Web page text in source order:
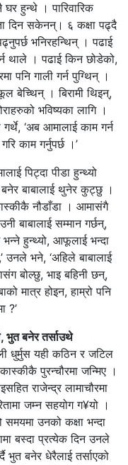
हुन्थे । पारिवारिक
दिन सकेनन्। ६ कक्षा पढ्दै
भनिरहन्थिन् । पढाई
थाले । पढाई किन छोडेको,
पनि गाली गर्न पुग्थिन् ।
बेच्थिन् । बिरामी थिइन्,
भविष्यका लागि ।
‘अब आमालाई काम गर्न
काम गर्नुपर्छ ।’
पिट्दा पीडा हुन्थ्यो
बाबालाई थुनेर कुट्छु ।
नौडाँडा । आमासंगै
बाबालाई सम्मान गर्छन्,
भन्ने हुन्थ्यो, आफूलाई भन्दा
उनले भने, ‘अहिले बाबालाई
बोल्छु, भाइ बहिनी छन्,
मात्र होइन, हाम्रो पनि
?’
भुत बनेर तर्साउथे
धुर्मुस यही कठिन र जटिल
पुरन्चौरमा जन्मिए ।
राजेन्द्र लामाचौरमा
जम्न सहयोग ग¥यो ।
उनको कक्षा भन्दा
बस्दा प्रत्येक दिन उनले
भुत बनेर धेरैलाई तर्साएको